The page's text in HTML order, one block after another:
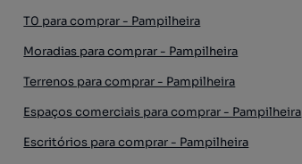
T0 para comprar - Pampilheira
Moradias para comprar - Pampilheira
Terrenos para comprar - Pampilheira
Espaços comerciais para comprar - Pampilheira
Escritórios para comprar - Pampilheira